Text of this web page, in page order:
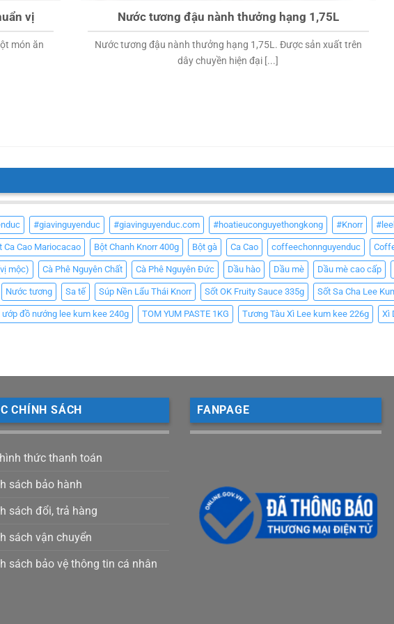
vị
món ăn
Nước tương đậu nành thưởng hạng 1,75L
Nước tương đậu nành thưởng hạng 1,75L. Được sản xuất trên
dây chuyền hiện đại [...]
#giavinguyenduc #giavinguyenduc.com #hoatieuconguyethongkong #Knorr
Ca Cao Mariocacao Bột Chanh Knorr 400g Bột gà Ca Cao coffeechonnguyenduc
mộc) Cà Phê Nguyên Chất Cà Phê Nguyên Đức Dầu hào Dầu mè Dầu mè cao cấp
Nước tương Sa tế Súp Nền Lẩu Thái Knorr Sốt OK Fruity Sauce 335g Sốt Sa Cha Lee
ướp đồ nướng lee kum kee 240g TOM YUM PASTE 1KG Tương Tàu Xì Lee kum kee 226g Xì
CHÍNH SÁCH
thức thanh toán
sách bảo hành
sách đổi, trả hàng
sách vận chuyển
sách bảo vệ thông tin cá nhân
FANPAGE